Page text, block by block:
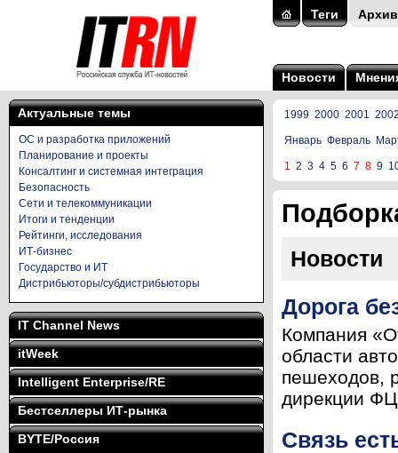
Теги Архив
Новости
Актуальные темы
ОС и разработка приложений
Планирование и проекты
Консалтинг и системная интеграция
Безопасность
Сети и телекоммуникации
Итоги и тенденции
Рейтинги, исследования
ИТ-бизнес
Государство и ИТ
Дистрибьюторы/субдистрибьюторы
IT Channel News
itWeek
Intelligent Enterprise/RE
Бестселлеры ИТ-рынка
BYTE/Россия
1999 2000 2001
Январь Февраль
1 2 3 4 5 6 7 8 9
Новости
Дорога
Компания
области
пешеходов,
дирекции
Связь